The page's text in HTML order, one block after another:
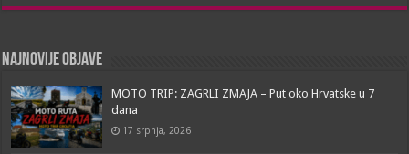
Najnovije objave
MOTO TRIP: ZAGRLI ZMAJA – Put oko Hrvatske u 7
dana
17 srpnja, 2026